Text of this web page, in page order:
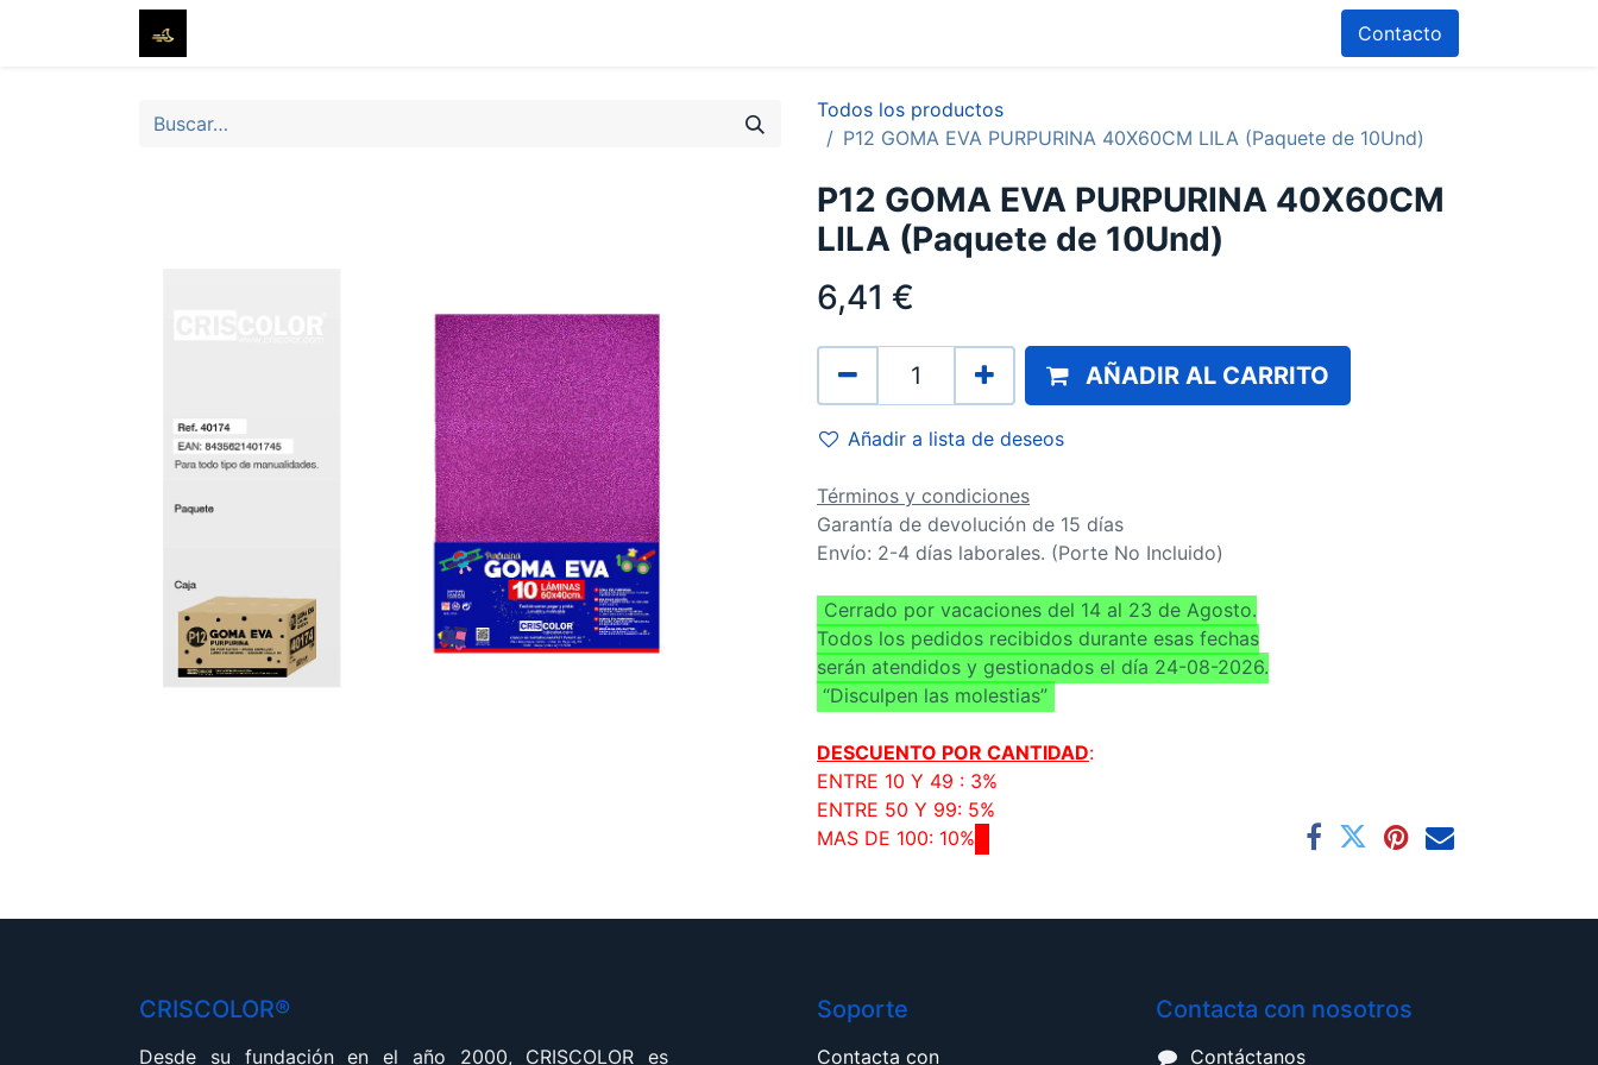
Contacto
Todos los productos
P12 GOMA EVA PURPURINA 40X60CM LILA (Paquete de 10Und)
P12 GOMA EVA PURPURINA 40X60CM
LILA (Paquete de 10Und)
6,41 €
AÑADIR AL CARRITO
Añadir a lista de deseos
Términos y condiciones
Garantía de devolución de 15 días
Envío: 2-4 días laborales. (Porte No Incluido)
Cerrado por vacaciones del 14 al 23 de Agosto.
Todos los pedidos recibidos durante esas fechas
serán atendidos y gestionados el día 24-08-2026.
“Disculpen las molestias”
DESCUENTO POR CANTIDAD:
ENTRE 10 Y 49 : 3%
ENTRE 50 Y 99: 5%
MAS DE 100: 10%
CRISCOLOR®
Desde su fundación en el año 2000, CRISCOLOR es
Soporte
Contacta con
Contacta con nosotros
Contáctanos